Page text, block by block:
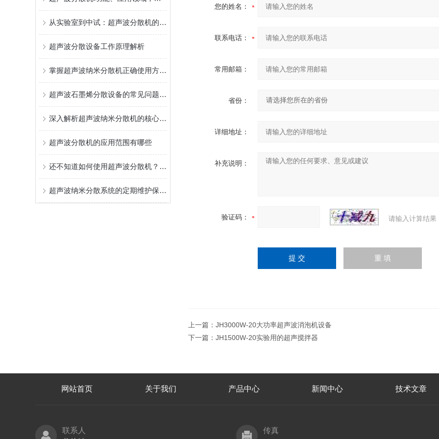
从实验室到中试：超声波分散机的应用与优势
超声波分散设备工作原理解析
掌握超声波纳米分散机正确使用方法是实现纳米级均匀的关键
超声波石墨烯分散设备的常见问题相应解决方法分享
深入解析超声波纳米分散机的核心构成
超声波分散机的应用范围有哪些
还不知道如何使用超声波分散机？进来看
超声波纳米分散系统的定期维护保养方法分享
您的姓名：
联系电话：
常用邮箱：
省份：
详细地址：
补充说明：
验证码： 请输入计算结果
上一篇： JH3000W-20大功率超声波消泡机设备
下一篇： JH1500W-20实验用的超声搅拌器
网站首页 关于我们 产品中心 新闻中心 技术文章
联系人
传真